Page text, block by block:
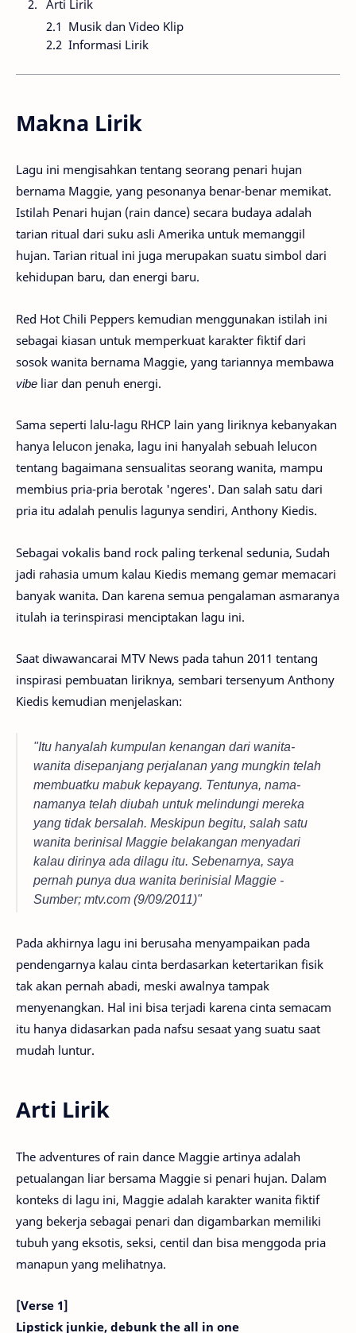
Arti Lirik
Musik dan Video Klip
Informasi Lirik
Makna Lirik
Lagu ini mengisahkan tentang seorang penari hujan
bernama Maggie, yang pesonanya benar-benar memikat.
Istilah Penari hujan (rain dance) secara budaya adalah
tarian ritual dari suku asli Amerika untuk memanggil
hujan. Tarian ritual ini juga merupakan suatu simbol dari
kehidupan baru, dan energi baru.
Red Hot Chili Peppers kemudian menggunakan istilah ini
sebagai kiasan untuk memperkuat karakter fiktif dari
sosok wanita bernama Maggie, yang tariannya membawa
vibe liar dan penuh energi.
Sama seperti lalu-lagu RHCP lain yang liriknya kebanyakan
hanya lelucon jenaka, lagu ini hanyalah sebuah lelucon
tentang bagaimana sensualitas seorang wanita, mampu
membius pria-pria berotak 'ngeres'. Dan salah satu dari
pria itu adalah penulis lagunya sendiri, Anthony Kiedis.
Sebagai vokalis band rock paling terkenal sedunia, Sudah
jadi rahasia umum kalau Kiedis memang gemar memacari
banyak wanita. Dan karena semua pengalaman asmaranya
itulah ia terinspirasi menciptakan lagu ini.
Saat diwawancarai MTV News pada tahun 2011 tentang
inspirasi pembuatan liriknya, sembari tersenyum Anthony
Kiedis kemudian menjelaskan:
"Itu hanyalah kumpulan kenangan dari wanita-
wanita disepanjang perjalanan yang mungkin telah
membuatku mabuk kepayang. Tentunya, nama-
namanya telah diubah untuk melindungi mereka
yang tidak bersalah. Meskipun begitu, salah satu
wanita berinisal Maggie belakangan menyadari
kalau dirinya ada dilagu itu. Sebenarnya, saya
pernah punya dua wanita berinisial Maggie -
Sumber; mtv.com (9/09/2011)"
Pada akhirnya lagu ini berusaha menyampaikan pada
pendengarnya kalau cinta berdasarkan ketertarikan fisik
tak akan pernah abadi, meski awalnya tampak
menyenangkan. Hal ini bisa terjadi karena cinta semacam
itu hanya didasarkan pada nafsu sesaat yang suatu saat
mudah luntur.
Arti Lirik
The adventures of rain dance Maggie artinya adalah
petualangan liar bersama Maggie si penari hujan. Dalam
konteks di lagu ini, Maggie adalah karakter wanita fiktif
yang bekerja sebagai penari dan digambarkan memiliki
tubuh yang eksotis, seksi, centil dan bisa menggoda pria
manapun yang melihatnya.
[Verse 1]
Lipstick junkie, debunk the all in one